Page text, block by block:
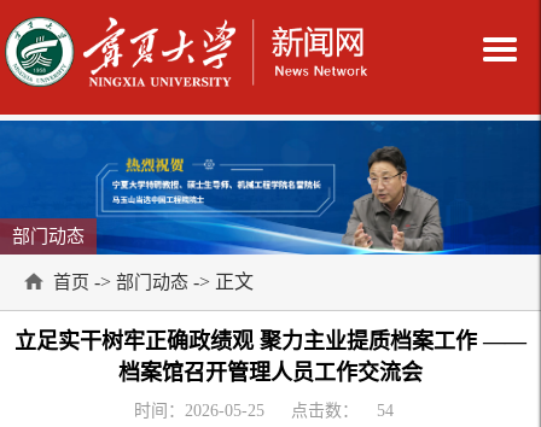
部门动态
首页 -> 部门动态 -> 正文
立足实干树牢正确政绩观 聚力主业提质档案工作 ——
档案馆召开管理人员工作交流会
时间：2026-05-25 点击数： 54